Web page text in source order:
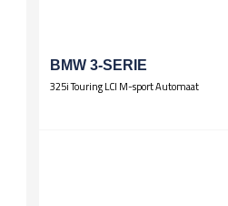
BMW 3-SERIE
325i Touring LCI M-sport Automaat